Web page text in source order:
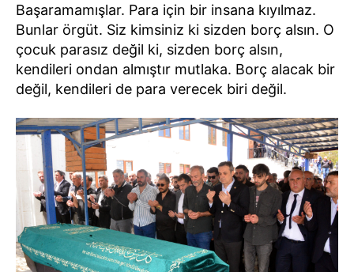
Başaramamışlar. Para için bir insana kıyılmaz.
Bunlar örgüt. Siz kimsiniz ki sizden borç alsın. O
çocuk parasız değil ki, sizden borç alsın,
kendileri ondan almıştır mutlaka. Borç alacak bir
değil, kendileri de para verecek biri değil.